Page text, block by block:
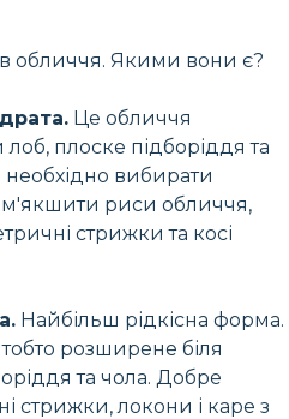
обличчя. Якими вони є?
Це обличчя
плоске підборіддя та
вибирати
риси обличчя,
стрижки та косі
Найбільш рідкісна форма.
розширене біля
та чола. Добре
стрижки, локони і каре з